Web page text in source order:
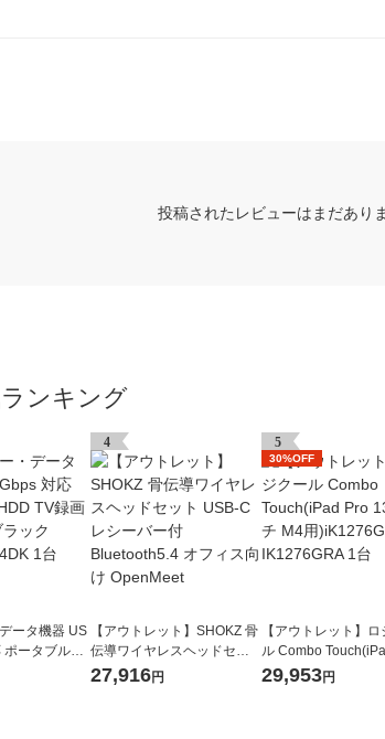
投稿されたレビューはまだあり
ンキング
ータ機器 US
ータブルHD
ブラック
4
【アウトレット】SHOKZ 骨
伝導ワイヤレスヘッドセッ
ト USB-Cレシーバー付 Blue
27,916円
5
30%OFF
【アウトレット】ロ
ル Combo
3インチ M4用
29,953円